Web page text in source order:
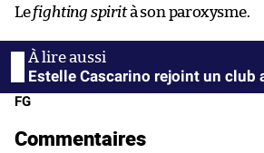
Lefighting spirità son paroxysme.
Estelle Cascarino rejoint un club
FG
Commentaires